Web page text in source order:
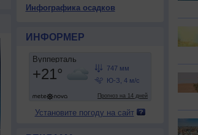
Инфографика осадков
ИНФОРМЕР
Установите погоду на сайт